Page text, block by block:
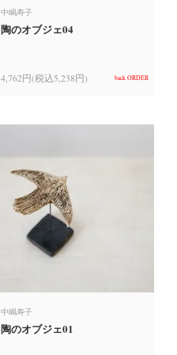
中嶋寿子
陶のオブジェ04
4,762円(税込5,238円) back ORDER
中嶋寿子
陶のオブジェ01